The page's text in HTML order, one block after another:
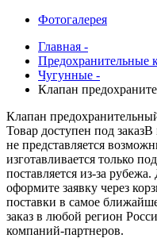
Фотогалерея
Главная -
Предохранительные
Чугунные -
Клапан
Клапан
Товар доступен под заказВ
не представляется
изготавливается только
поставляется из-за
оформите заявку через
поставки в самое
заказ в любой регион
компаний-партнеров.